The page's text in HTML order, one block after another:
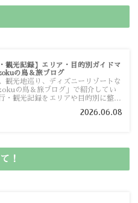
観光記録】エリア・目的別ガイドマ
の鳥＆旅ブログ
観光地巡り、ディズニーリゾートな
の鳥＆旅ブログ」で紹介してい
・観光記録をエリアや目的別に整理
からスムーズに見つけていただけま
2026.06.08
！